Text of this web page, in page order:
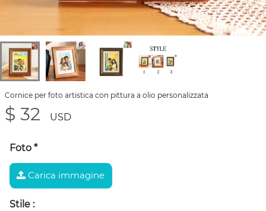
Cornice per foto artistica con pittura a olio personalizzata
$ 32 USD
Foto *
Carica immagine
Stile :